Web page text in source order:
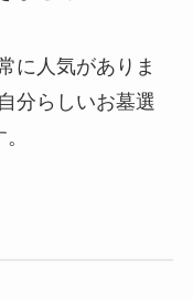
に人気がありま
分らしいお墓選